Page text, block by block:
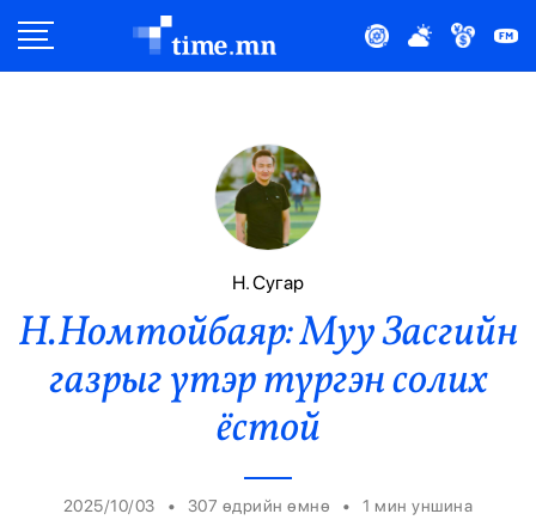
Эдийн Засаг
Нийтлэлчийн Булан
Эрүүл Мэнд
Орон Нутаг
Н. Сугар
Н.Номтойбаяр: Муу Засгийн
газрыг үтэр түргэн солих
ёстой
2025/10/03 • 307 өдрийн өмнө • 1 мин уншина